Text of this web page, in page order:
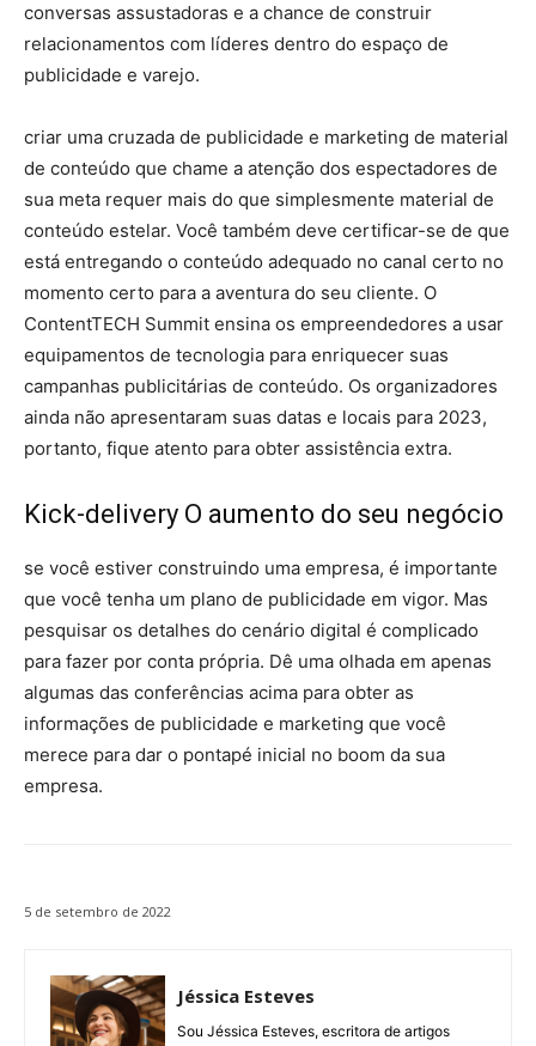
conversas assustadoras e a chance de construir
relacionamentos com líderes dentro do espaço de
publicidade e varejo.
criar uma cruzada de publicidade e marketing de material
de conteúdo que chame a atenção dos espectadores de
sua meta requer mais do que simplesmente material de
conteúdo estelar. Você também deve certificar-se de que
está entregando o conteúdo adequado no canal certo no
momento certo para a aventura do seu cliente. O
ContentTECH Summit ensina os empreendedores a usar
equipamentos de tecnologia para enriquecer suas
campanhas publicitárias de conteúdo. Os organizadores
ainda não apresentaram suas datas e locais para 2023,
portanto, fique atento para obter assistência extra.
Kick-delivery O aumento do seu negócio
se você estiver construindo uma empresa, é importante
que você tenha um plano de publicidade em vigor. Mas
pesquisar os detalhes do cenário digital é complicado
para fazer por conta própria. Dê uma olhada em apenas
algumas das conferências acima para obter as
informações de publicidade e marketing que você
merece para dar o pontapé inicial no boom da sua
empresa.
5 de setembro de 2022
Jéssica Esteves
Sou Jéssica Esteves, escritora de artigos